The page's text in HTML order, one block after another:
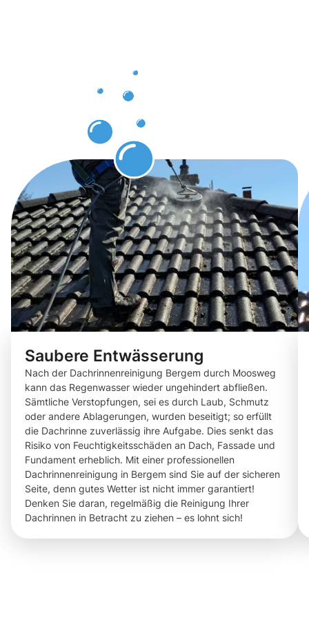
Saubere Entwässerung
Nach der Dachrinnenreinigung Bergem durch Moosweg
kann das Regenwasser wieder ungehindert abfließen.
Sämtliche Verstopfungen, sei es durch Laub, Schmutz
oder andere Ablagerungen, wurden beseitigt; so erfüllt
die Dachrinne zuverlässig ihre Aufgabe. Dies senkt das
Risiko von Feuchtigkeitsschäden an Dach, Fassade und
Fundament erheblich. Mit einer professionellen
Dachrinnenreinigung in Bergem sind Sie auf der sicheren
Seite, denn gutes Wetter ist nicht immer garantiert!
Denken Sie daran, regelmäßig die Reinigung Ihrer
Dachrinnen in Betracht zu ziehen – es lohnt sich!